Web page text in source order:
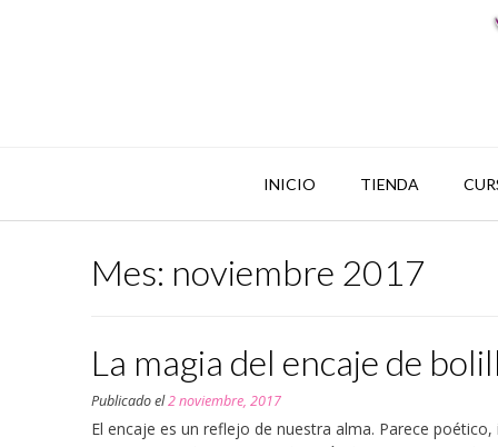
INICIO TIENDA
Mes: noviembre 2017
La magia del encaje de
Publicado el2 noviembre, 2017
El encaje es un reflejo de nuestra alma. Parece